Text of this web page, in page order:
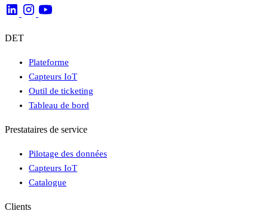
DET
Plateforme
Capteurs IoT
Outil de ticketing
Tableau de bord
Prestataires de service
Pilotage des données
Capteurs IoT
Catalogue
Clients